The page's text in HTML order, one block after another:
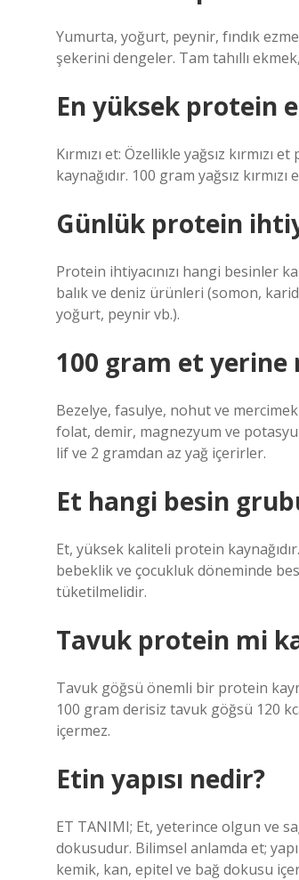
Yumurta, yoğurt, peynir, fındık
şekerini dengeler. Tam tahıllı
En yüksek protein
Kırmızı et: Özellikle yağsız
kaynağıdır. 100 gram yağsız
Günlük protein
Protein ihtiyacınızı hangi besinler
balık ve deniz ürünleri (somon,
yoğurt, peynir vb.).
100 gram et yerine
Bezelye, fasulye, nohut ve
folat, demir, magnezyum ve
lif ve 2 gramdan az yağ içerirler.
Et hangi besin
Et, yüksek kaliteli protein
bebeklik ve çocukluk döneminde
tüketilmelidir.
Tavuk protein mi
Tavuk göğsü önemli bir protein
100 gram derisiz tavuk göğsü 120
içermez.
Etin yapısı nedir?
ET TANIMI; Et, yeterince olgun ve
dokusudur. Bilimsel anlamda et;
kemik, kan, epitel ve bağ dokusu